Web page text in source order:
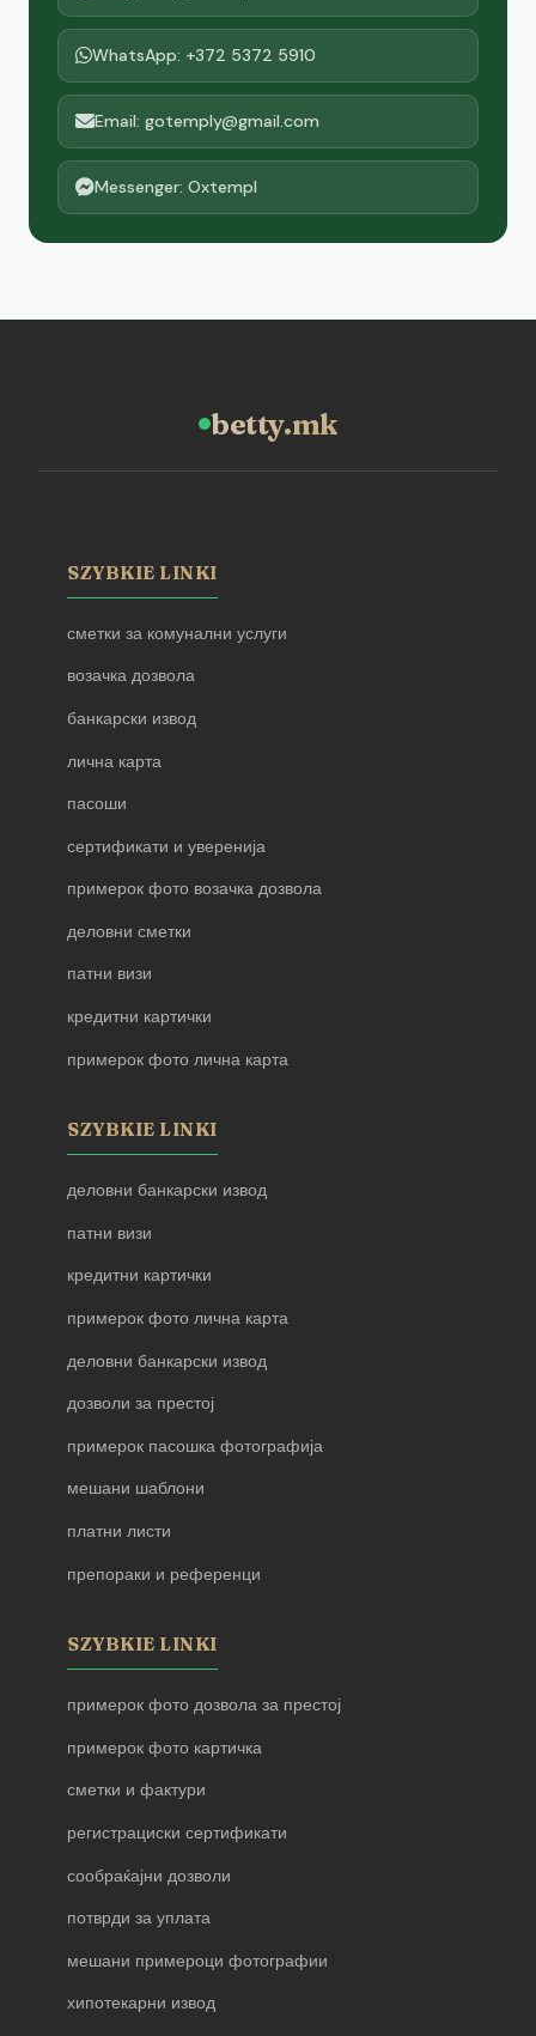
WhatsApp: +372 5372 5910
Email: gotemply@gmail.com
Messenger: Oxtempl
betty.mk
SZYBKIE LINKI
сметки за комунални услуги
возачка дозвола
банкарски извод
лична карта
пасоши
сертификати и уверенија
примерок фото возачка дозвола
деловни сметки
патни визи
кредитни картички
примерок фото лична карта
SZYBKIE LINKI
деловни банкарски извод
патни визи
кредитни картички
примерок фото лична карта
деловни банкарски извод
дозволи за престој
примерок пасошка фотографија
мешани шаблони
платни листи
препораки и референци
SZYBKIE LINKI
примерок фото дозвола за престој
примерок фото картичка
сметки и фактури
регистрациски сертификати
сообраќајни дозволи
потврди за уплата
мешани примероци фотографии
хипотекарни извод